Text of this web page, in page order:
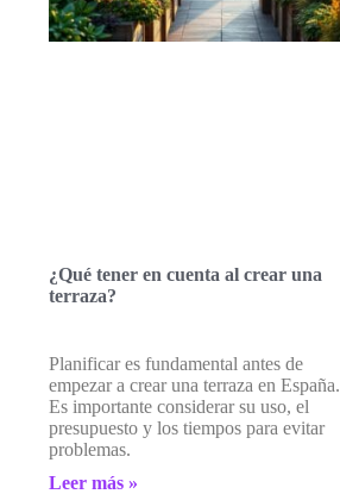
¿Qué tener en cuenta al crear una
terraza?
Planificar es fundamental antes de
empezar a crear una terraza en España.
Es importante considerar su uso, el
presupuesto y los tiempos para evitar
problemas.
Leer más »